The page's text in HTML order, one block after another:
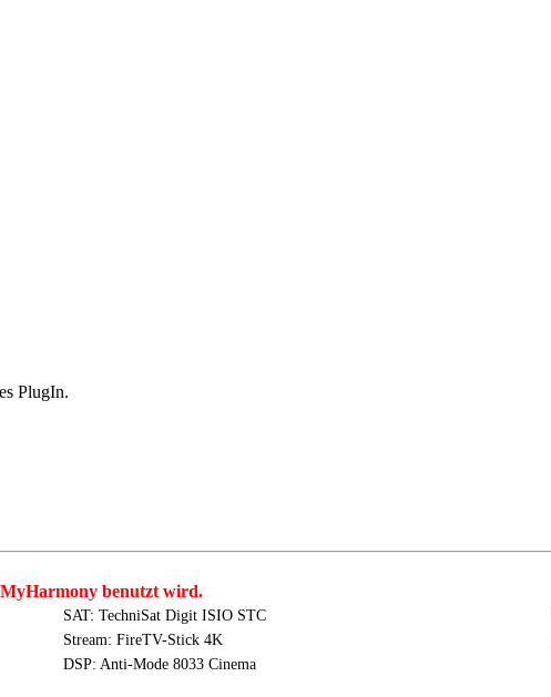
PlugIn.
MyHarmony benutzt wird.
SAT: TechniSat Digit ISIO STC
Stream: FireTV-Stick 4K
DSP: Anti-Mode 8033 Cinema